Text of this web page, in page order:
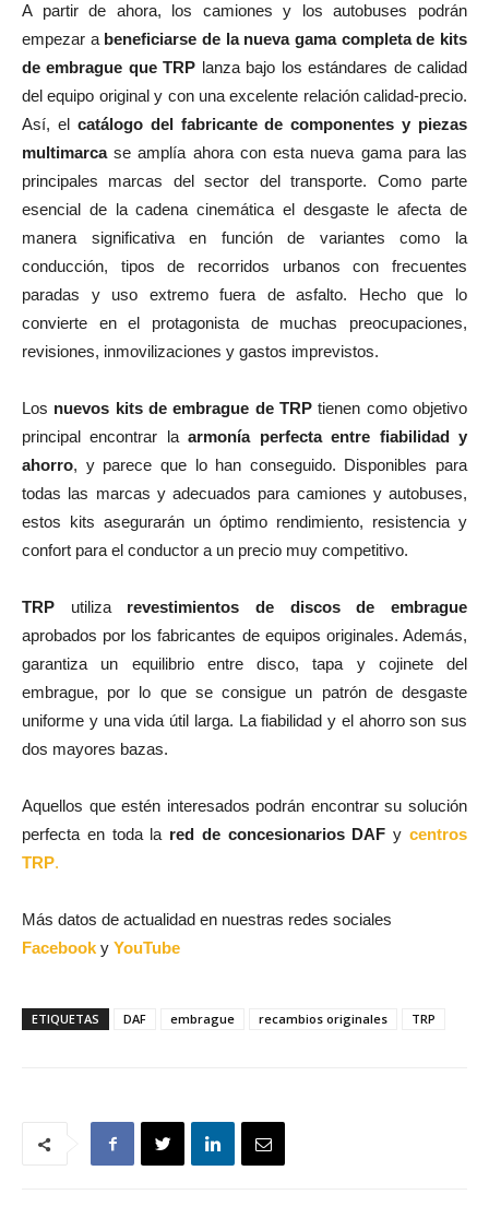
A partir de ahora, los camiones y los autobuses podrán
empezar a beneficiarse de la nueva gama completa de kits
de embrague que TRP lanza bajo los estándares de calidad
del equipo original y con una excelente relación calidad-precio.
Así, el catálogo del fabricante de componentes y piezas
multimarcase amplía ahora con esta nueva gama para las
principales marcas del sector del transporte. Como parte
esencial de la cadena cinemática el desgaste le afecta de
manera significativa en función de variantes como la
conducción, tipos de recorridos urbanos con frecuentes
paradas y uso extremo fuera de asfalto. Hecho que lo
convierte en el protagonista de muchas preocupaciones,
revisiones, inmovilizaciones y gastos imprevistos.
Los nuevos kits de embrague de TRP tienen como objetivo
principal encontrar laarmonía perfecta entre fiabilidad y
ahorro, y parece que lo han conseguido. Disponibles para
todas las marcas y adecuados para camiones y autobuses,
estos kits asegurarán un óptimo rendimiento, resistencia y
confort para el conductor a un precio muy competitivo.
TRP utiliza revestimientos de discos de embrague
aprobados por los fabricantes de equipos originales. Además,
garantiza un equilibrio entre disco, tapa y cojinete del
embrague, por lo que se consigue un patrón de desgaste
uniforme y una vida útil larga. La fiabilidad y el ahorro son sus
dos mayores bazas.
Aquellos que estén interesados podrán encontrar su solución
perfecta en toda la red de concesionarios DAF ycentros
TRP.
Más datos de actualidad en nuestras redes sociales
Facebooky YouTube
ETIQUETAS DAF embrague recambios originales TRP